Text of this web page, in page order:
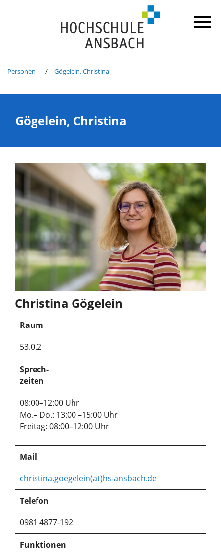
Personen Gögelein, Christina
Gögelein, Christina
Christina Gögelein
Raum
53.0.2
Sprech-
zeiten
08:00–12:00 Uhr
Mo.– Do.: 13:00 –15:00 Uhr
Freitag: 08:00–12:00 Uhr
Mail
christina.goegelein(at)hs-ansbach.de
Telefon
0981 4877-192
Funktionen